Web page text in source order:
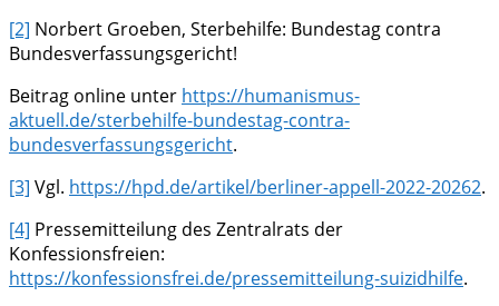
[2] Norbert Groeben, Sterbehilfe: Bundestag contra
Bundesverfassungsgericht!
Beitrag online unter https://humanismus-
aktuell.de/sterbehilfe-bundestag-contra-
bundesverfassungsgericht.
[3] Vgl. https://hpd.de/artikel/berliner-appell-2022-20262.
[4] Pressemitteilung des Zentralrats der
Konfessionsfreien:
https://konfessionsfrei.de/pressemitteilung-suizidhilfe.